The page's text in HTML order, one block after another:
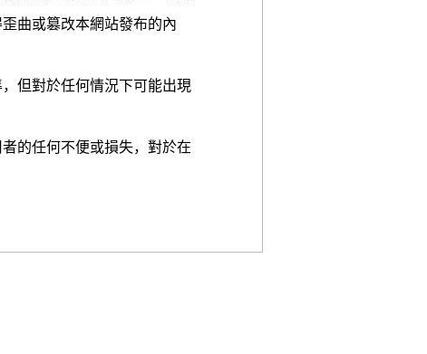
曲或篡改本網站發布的內
但對於任何情況下可能出現
的任何不便或損失，對於在